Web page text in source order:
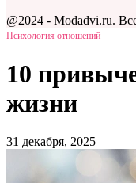
@2024 - Modadvi.ru.
Психология отношений
10
жизни
31 декабря, 2025